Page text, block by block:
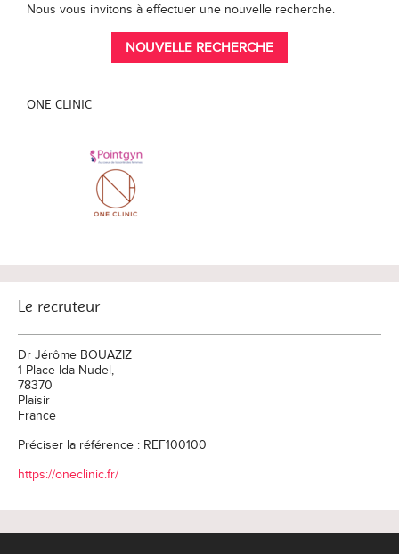
Nous vous invitons à effectuer une nouvelle recherche.
NOUVELLE RECHERCHE
ONE CLINIC
Le recruteur
Dr Jérôme BOUAZIZ
1 Place Ida Nudel,
78370
Plaisir
France
Préciser la référence : REF100100
https://oneclinic.fr/